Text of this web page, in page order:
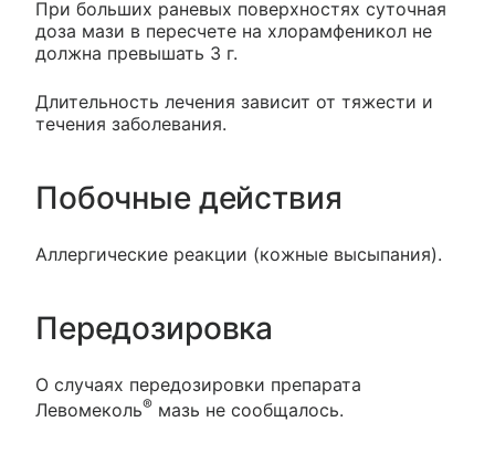
При больших раневых поверхностях суточная
доза мази в пересчете на хлорамфеникол не
должна превышать 3 г.
Длительность лечения зависит от тяжести и
течения заболевания.
Побочные действия
Аллергические реакции (кожные высыпания).
Передозировка
О случаях передозировки препарата
Левомеколь® мазь не сообщалось.